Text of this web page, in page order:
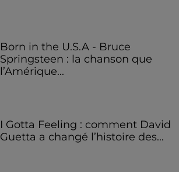
Born in the U.S.A - Bruce
Springsteen : la chanson que
l’Amérique...
I Gotta Feeling : comment David
Guetta a changé l’histoire des...